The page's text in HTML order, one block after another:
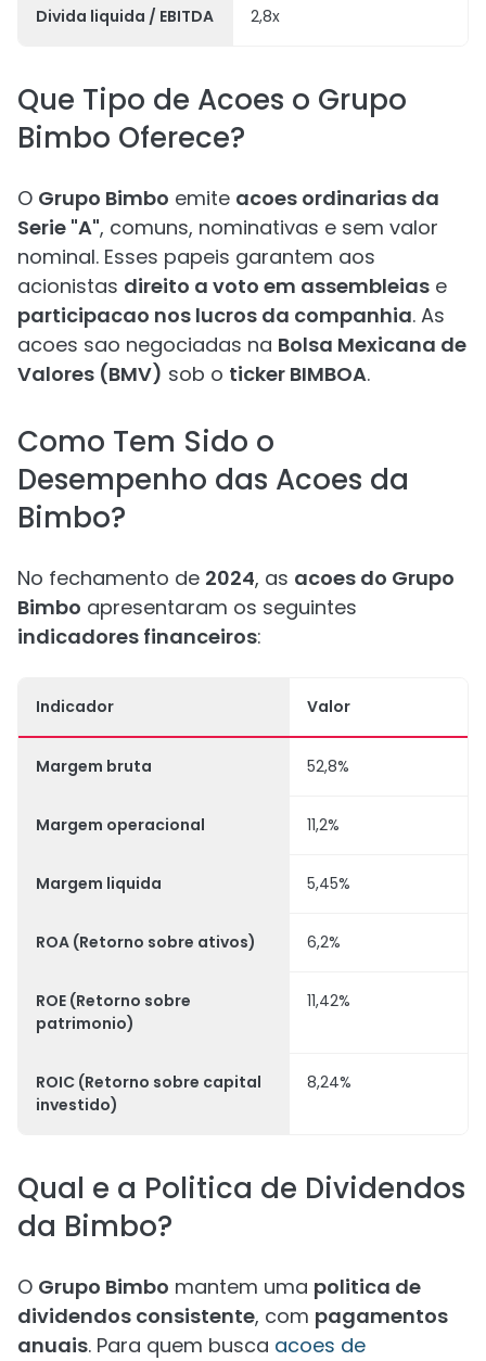
Divida liquida / EBITDA 2,8x
Que Tipo de Acoes o Grupo
Bimbo Oferece?
O Grupo Bimbo emite acoes ordinarias da
Serie "A", comuns, nominativas e sem valor
nominal. Esses papeis garantem aos
acionistas direito a voto em assembleias e
participacao nos lucros da companhia. As
acoes sao negociadas na Bolsa Mexicana de
Valores (BMV) sob o ticker BIMBOA.
Como Tem Sido o
Desempenho das Acoes da
Bimbo?
No fechamento de 2024, as acoes do Grupo
Bimbo apresentaram os seguintes
indicadores financeiros:
Indicador Valor
Margem bruta 52,8%
Margem operacional 11,2%
Margem liquida 5,45%
ROA (Retorno sobre ativos) 6,2%
ROE (Retorno sobre
patrimonio)
11,42%
ROIC (Retorno sobre capital
investido)
8,24%
Qual e a Politica de Dividendos
da Bimbo?
O Grupo Bimbo mantem uma politica de
dividendos consistente, com pagamentos
anuais. Para quem busca acoes de